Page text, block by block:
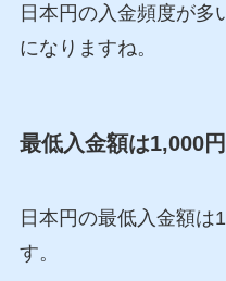
日本円の入金頻度が多
になりますね。
最低入金額は1,000円
日本円の最低入金額は
す。